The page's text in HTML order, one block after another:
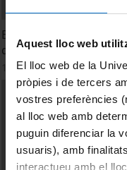
Aquest lloc web
El lloc web de la
pròpies i de tercers
vostres preferències
al lloc web amb
puguin diferenciar la
usuaris), amb
interactueu amb el
Estudi de l’arena
del turisme a l’agenda
16 Junio, 2016